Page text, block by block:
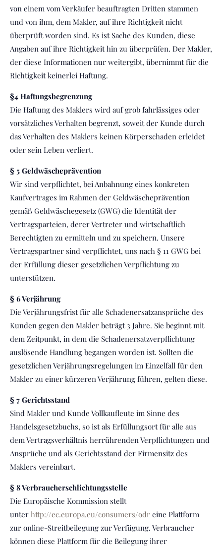
von einem vom Verkäufer beauftragten Dritten stammen
und von ihm, dem Makler, auf ihre Richtigkeit nicht
überprüft worden sind. Es ist Sache des Kunden, diese
Angaben auf ihre Richtigkeit hin zu überprüfen. Der Makler,
der diese Informationen nur weitergibt, übernimmt für die
Richtigkeit keinerlei Haftung.
§4 Haftungsbegrenzung
Die Haftung des Maklers wird auf grob fahrlässiges oder
vorsätzliches Verhalten begrenzt, soweit der Kunde durch
das Verhalten des Maklers keinen Körperschaden erleidet
oder sein Leben verliert.
§ 5 Geldwäscheprävention
Wir sind verpflichtet, bei Anbahnung eines konkreten
Kaufvertrages im Rahmen der Geldwäscheprävention
gemäß Geldwäschegesetz (GWG) die Identität der
Vertragsparteien, derer Vertreter und wirtschaftlich
Berechtigten zu ermitteln und zu speichern. Unsere
Vertragspartner sind verpflichtet, uns nach § 11 GWG bei
der Erfüllung dieser gesetzlichen Verpflichtung zu
unterstützen.
§ 6 Verjährung
Die Verjährungsfrist für alle Schadenersatzansprüche des
Kunden gegen den Makler beträgt 3 Jahre. Sie beginnt mit
dem Zeitpunkt, in dem die Schadenersatzverpflichtung
auslösende Handlung begangen worden ist. Sollten die
gesetzlichen Verjährungsregelungen im Einzelfall für den
Makler zu einer kürzeren Verjährung führen, gelten diese.
§ 7 Gerichtsstand
Sind Makler und Kunde Vollkaufleute im Sinne des
Handelsgesetzbuchs, so ist als Erfüllungsort für alle aus
dem Vertragsverhältnis herrührenden Verpflichtungen und
Ansprüche und als Gerichtsstand der Firmensitz des
Maklers vereinbart.
§ 8 Verbraucherschlichtungsstelle
Die Europäische Kommission stellt
unter http://ec.europa.eu/consumers/odr eine Plattform
zur online-Streitbeilegung zur Verfügung. Verbraucher
können diese Plattform für die Beilegung ihrer